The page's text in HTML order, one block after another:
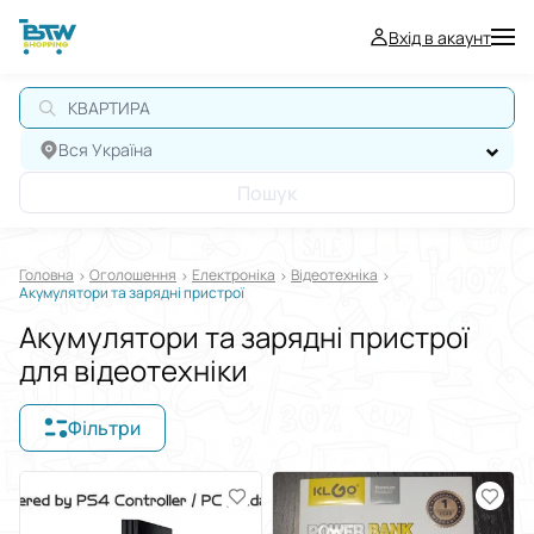
Вхід в акаунт
КВАРТИРА
Вся Україна
Пошук
Головна Оголошення Електроніка
Відеотехніка
Акумулятори та зарядні пристрої
Акумулятори та зарядні пристрої
для відеотехніки
Фільтри
$€ ₴